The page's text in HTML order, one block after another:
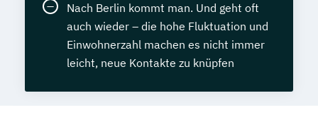
Nach Berlin kommt man. Und geht oft
auch wieder – die hohe Fluktuation und
Einwohnerzahl machen es nicht immer
leicht, neue Kontakte zu knüpfen